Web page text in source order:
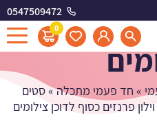
0547509472
0
כסוף לדוכן
» חד פעמי מתכלה»סטים
וילון פרנזים כסוף לדוכן צילומים